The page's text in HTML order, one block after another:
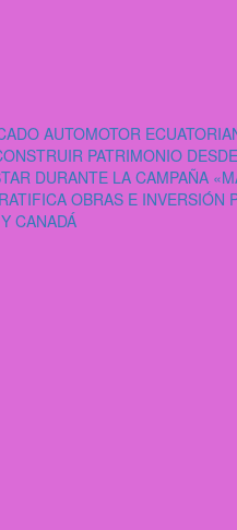
AUTOMOTOR
PATRIMONIO
DURANTE LA CAMPAÑA
OBRAS E INVERSIÓN
CANADÁ